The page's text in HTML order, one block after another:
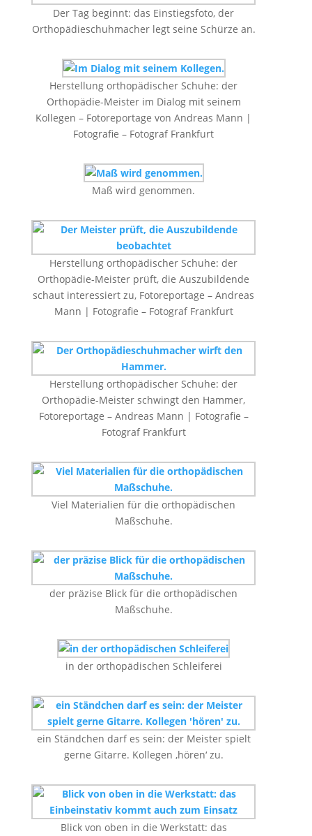
Der Tag beginnt: das Einstiegsfoto, der
Orthopädieschuhmacher legt seine Schürze an.
Herstellung orthopädischer Schuhe: der
Orthopädie-Meister im Dialog mit seinem
Kollegen – Fotoreportage von Andreas Mann |
Fotografie – Fotograf Frankfurt
Maß wird genommen.
Herstellung orthopädischer Schuhe: der
Orthopädie-Meister prüft, die Auszubildende
schaut interessiert zu, Fotoreportage – Andreas
Mann | Fotografie – Fotograf Frankfurt
Herstellung orthopädischer Schuhe: der
Orthopädie-Meister schwingt den Hammer,
Fotoreportage – Andreas Mann | Fotografie –
Fotograf Frankfurt
Viel Materialien für die orthopädischen
Maßschuhe.
der präzise Blick für die orthopädischen
Maßschuhe.
in der orthopädischen Schleiferei
ein Ständchen darf es sein: der Meister spielt
gerne Gitarre. Kollegen ‚hören‘ zu.
Blick von oben in die Werkstatt: das